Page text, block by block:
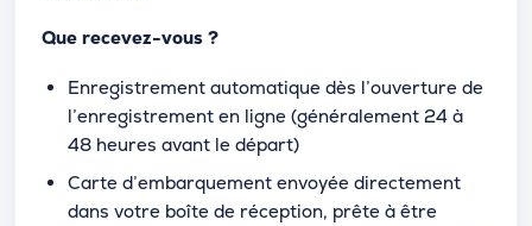
Que recevez-vous ?
Enregistrement automatique dès l’ouverture de
l’enregistrement en ligne (généralement 24 à
48 heures avant le départ)
Carte d’embarquement envoyée directement
dans votre boîte de réception, prête à être